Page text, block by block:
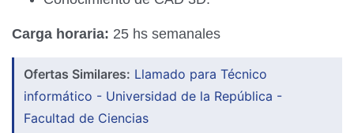
Carga horaria: 25 hs semanales
Ofertas Similares: Llamado para Técnico
informático - Universidad de la República -
Facultad de Ciencias